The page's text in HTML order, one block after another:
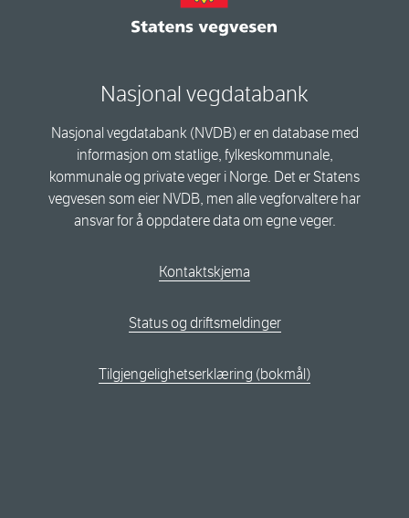
Nasjonal vegdatabank
Nasjonal vegdatabank (NVDB) er en database med
informasjon om statlige, fylkeskommunale,
kommunale og private veger i Norge. Det er Statens
vegvesen som eier NVDB, men alle vegforvaltere har
ansvar for å oppdatere data om egne veger.
Kontaktskjema
Status og driftsmeldinger
Tilgjengelighetserklæring (bokmål)